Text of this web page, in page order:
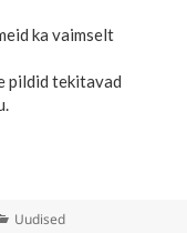
ka vaimselt
pildid tekitavad
Rubriigid
Uudised